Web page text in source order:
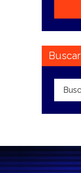
Buscar
Buscar: